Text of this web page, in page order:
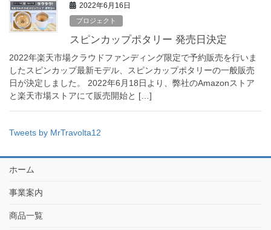
2022年6月16日
プロジェクト
スピンカップポタリー 発売日決定
2022年楽天市場クラウドファンディング限定で予約販売を行いま
したスピンカップ最新モデル、スピンカップポタリーの一般販売
日が決定しました。 2022年6月18日より、弊社のAmazonストア
と楽天市場ストアにて販売開始と […]
Tweets by MrTravolta12
ホーム
事業案内
商品一覧